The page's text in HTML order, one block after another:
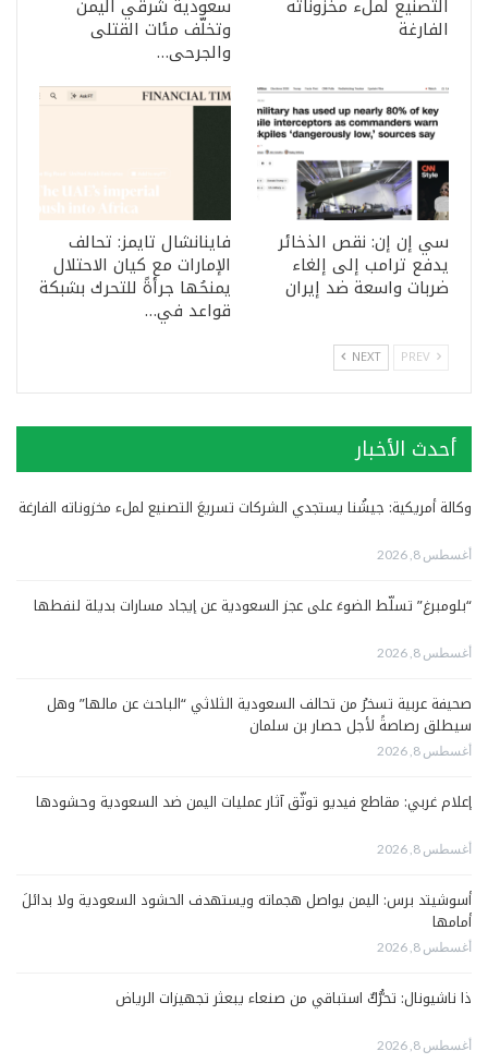
التصنيع لملء مخزوناته
الفارغة
سعودية شرقي اليمن
وتخلّف مئات القتلى
والجرحى…
سي إن إن: نقص الذخائر
يدفع ترامب إلى إلغاء
ضربات واسعة ضد إيران
فاينانشال تايمز: تحالف
الإمارات مع كيان الاحتلال
يمنحُها جرأةً للتحرك بشبكة
قواعد في…
NEXT
أحدث الأخبار
وكالة أمريكية: جيشُنا يستجدي الشركات تسريعَ التصنيع لملء مخزوناته الفارغة
أغسطس 8, 2026
“بلومبرغ” تسلّط الضوءَ على عجز السعودية عن إيجاد مسارات بديلة لنفطها
أغسطس 8, 2026
صحيفة عربية تسخرُ من تحالف السعودية الثلاثي “الباحث عن مالها” وهل
سيطلق رصاصةً لأجل حصار بن سلمان
أغسطس 8, 2026
إعلام غربي: مقاطع فيديو توثّق آثار عمليات اليمن ضد السعودية وحشودها
أغسطس 8, 2026
أسوشيتد برس: اليمن يواصل هجماته ويستهدف الحشود السعودية ولا بدائلَ
أمامها
أغسطس 8, 2026
ذا ناشيونال: تحرُّكٌ استباقي من صنعاء يبعثر تجهيزات الرياض
أغسطس 8, 2026